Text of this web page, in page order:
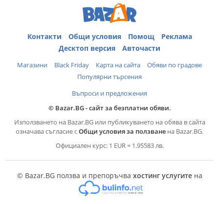
Контакти Общи условия Помощ
Реклама
Десктоп версия
Авточасти
Магазини Black Friday Карта на сайта
Обяви по градове
Популярни търсения
Въпроси и предложения
© Bazar.BG - сайт за безплатни обяви.
Използването на Bazar.BG или публикуването на обява в сайта
означава съгласие сОбщи условия за ползване на Bazar.BG.
Официален курс: 1 EUR = 1.95583 лв.
© Bazar.BG ползва и препоръчва хостинг услугитена